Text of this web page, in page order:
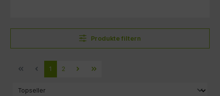
Produkte filtern
1 2